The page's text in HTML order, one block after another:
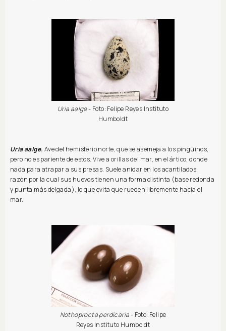
Uria aalge- Foto: Felipe Reyes Instituto
Humboldt
Uria aalge. Ave del hemisferio norte, que se asemeja a los pingüinos,
pero no es pariente de estos. Vive a orillas del mar, en el ártico, donde
nada para atrapar a sus presas. Suele anidar en los acantilados,
razón por la cual sus huevos tienen una forma distinta (base redonda
y punta más delgada), lo que evita que rueden libremente hacia el
mar.
Nothoprocta perdicaria- Foto: Felipe
Reyes Instituto Humboldt